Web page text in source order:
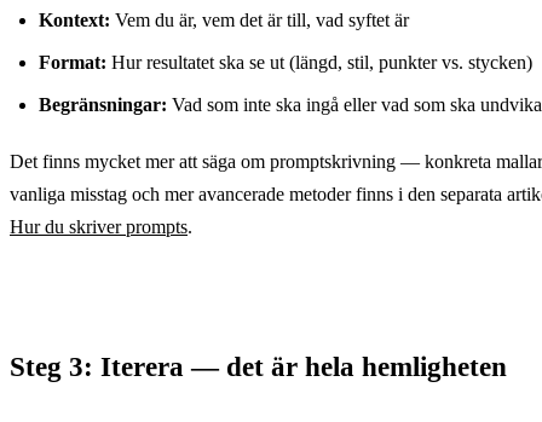
Kontext: Vem du är, vem det är till, vad syftet är
Format: Hur resultatet ska se ut (längd, stil, punkter vs. stycken)
Begränsningar: Vad som inte ska ingå eller vad som ska
Det finns mycket mer att säga om promptskrivning — konkreta
vanliga misstag och mer avancerade metoder finns i den separata
Hur du skriver prompts.
Steg 3: Iterera — det är hela hemligheten